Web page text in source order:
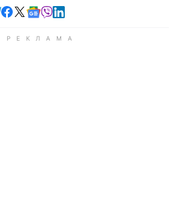
Читайте у Telegram
Читайте у Facebook
Читайте у X
Читайте у Google news
Читайте у Viber
Читайте у LinkedIn